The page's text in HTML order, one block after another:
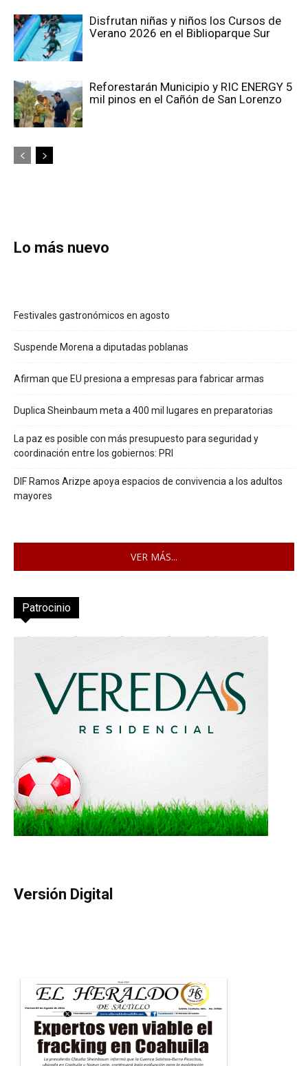
Disfrutan niñas y niños los Cursos de
Verano 2026 en el Biblioparque Sur
Reforestarán Municipio y RIC ENERGY 5
mil pinos en el Cañón de San Lorenzo
Lo más nuevo
Festivales gastronómicos en agosto
Suspende Morena a diputadas poblanas
Afirman que EU presiona a empresas para fabricar armas
Duplica Sheinbaum meta a 400 mil lugares en preparatorias
La paz es posible con más presupuesto para seguridad y
coordinación entre los gobiernos: PRI
DIF Ramos Arizpe apoya espacios de convivencia a los adultos
mayores
VER MÁS...
Patrocinio
Versión Digital